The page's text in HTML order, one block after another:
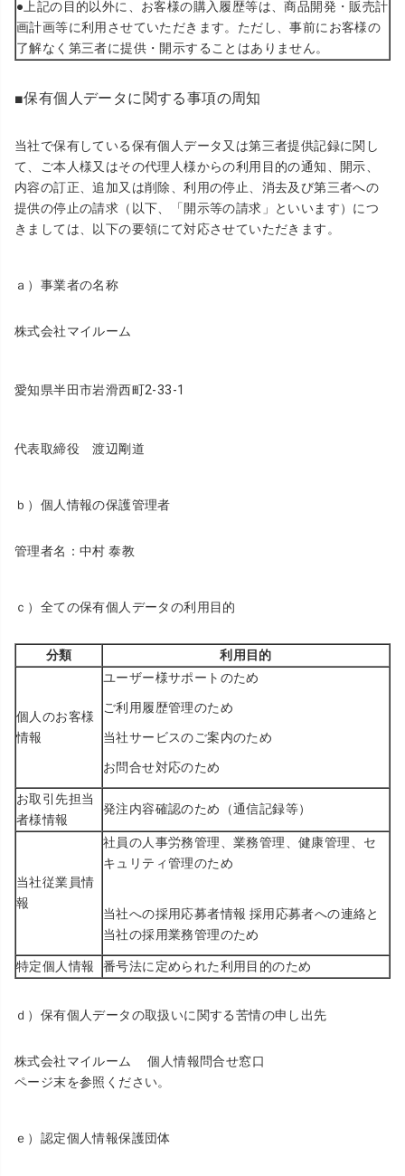
●上記の目的以外に、お客様の購入履歴等は、商品開発・販売計
画計画等に利用させていただきます。ただし、事前にお客様の
了解なく第三者に提供・開示することはありません。
■保有個人データに関する事項の周知
当社で保有している保有個人データ又は第三者提供記録に関し
て、ご本人様又はその代理人様からの利用目的の通知、開示、
内容の訂正、追加又は削除、利用の停止、消去及び第三者への
提供の停止の請求（以下、「開示等の請求」といいます）につ
きましては、以下の要領にて対応させていただきます。
ａ）事業者の名称
株式会社マイルーム
愛知県半田市岩滑西町2-33-1
代表取締役 渡辺剛道
ｂ）個人情報の保護管理者
管理者名：中村 泰教
ｃ）全ての保有個人データの利用目的
分類 利用目的
個人のお客様
情報
ユーザー様サポートのため
ご利用履歴管理のため
当社サービスのご案内のため
お問合せ対応のため
お取引先担当
者様情報
発注内容確認のため（通信記録等）
当社従業員情
報
社員の人事労務管理、業務管理、健康管理、セ
キュリティ管理のため
当社への採用応募者情報 採用応募者への連絡と
当社の採用業務管理のため
特定個人情報 番号法に定められた利用目的のため
ｄ）保有個人データの取扱いに関する苦情の申し出先
株式会社マイルーム 個人情報問合せ窓口
ページ末を参照ください。
ｅ）認定個人情報保護団体